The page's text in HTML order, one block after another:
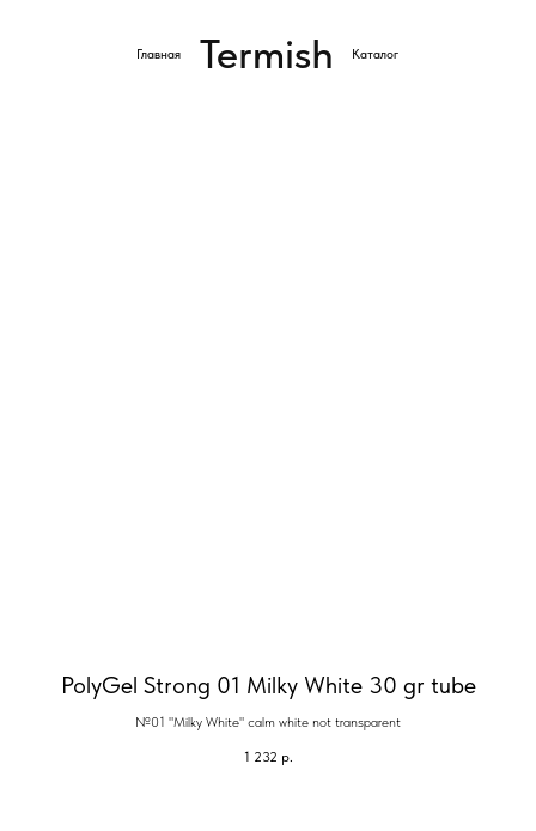
Termish
Главная Каталог
PolyGel Strong 01 Milky White 30 gr tube
№01 "Milky White" calm white not transparent
1 232 р.